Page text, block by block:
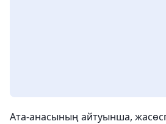
Ата-анасының айтуынша,